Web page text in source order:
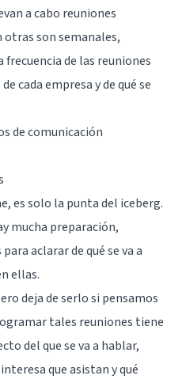
a cabo reuniones
son semanales,
de las reuniones
cada empresa y de qué se
de comunicación
es solo la punta del iceberg.
mucha preparación,
aclarar de qué se va a
ellas.
deja de serlo si pensamos
tales reuniones tiene
del que se va a hablar,
que asistan y qué